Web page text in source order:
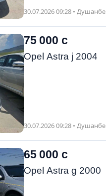
30.07.2026 09:28 • Душанбе
75 000 с
Opel Astra j 2004
30.07.2026 09:28 • Душанбе
65 000 с
Opel Astra g 2000